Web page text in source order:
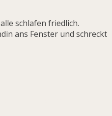
schlafen friedlich.
ans Fenster und schreckt